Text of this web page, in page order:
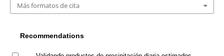
Más formatos de cita
Recommendations